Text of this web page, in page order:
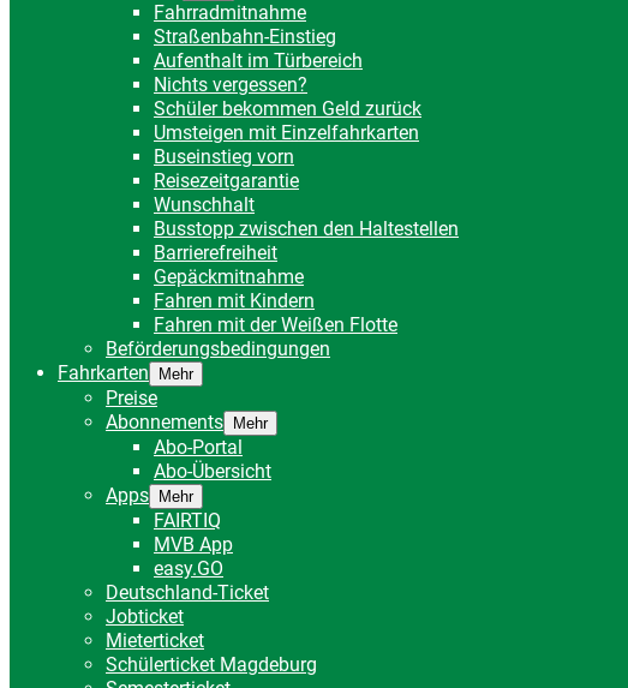
Fahrradmitnahme
Straßenbahn-Einstieg
Aufenthalt im Türbereich
Nichts vergessen?
Schüler bekommen Geld zurück
Umsteigen mit Einzelfahrkarten
Buseinstieg vorn
Reisezeitgarantie
Wunschhalt
Busstopp zwischen den Haltestellen
Barrierefreiheit
Gepäckmitnahme
Fahren mit Kindern
Fahren mit der Weißen Flotte
Beförderungsbedingungen
Fahrkarten
Mehr
Preise
Abonnements
Mehr
Abo-Portal
Abo-Übersicht
Apps
Mehr
FAIRTIQ
MVB App
easy.GO
Deutschland-Ticket
Jobticket
Mieterticket
Schülerticket Magdeburg